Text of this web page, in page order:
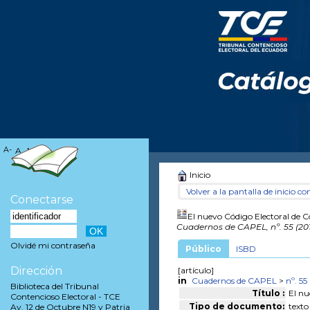
Inicio
Volver a la pantalla de inicio
El nuevo Código Electoral de
Cuadernos de CAPEL, nº. 55
Público ISBD
[artículo]
in Cuadernos de CAPEL > nº.
Título : El
Tipo de documento:
A- A A+
Conectarse
Olvidé mi contraseña
Dirección
Biblioteca del Tribunal
Contencioso Electoral - TCE
Av. 12 de Octubre N19 y Patria